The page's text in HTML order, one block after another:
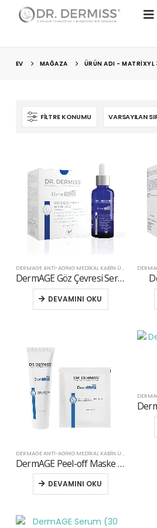
EV MAĞAZA ÜRÜN ADI -
FILTRE KONUMU
DERMAGE ANTI-AGING MEDIKAL KABIN ÜRÜNLERI ,
DermAGE Göz Çevresi Serumu (30 ml)
DEVAMINI OKU
DermAGE Peel-off Maske (10 Adet)
DEVAMINI OKU